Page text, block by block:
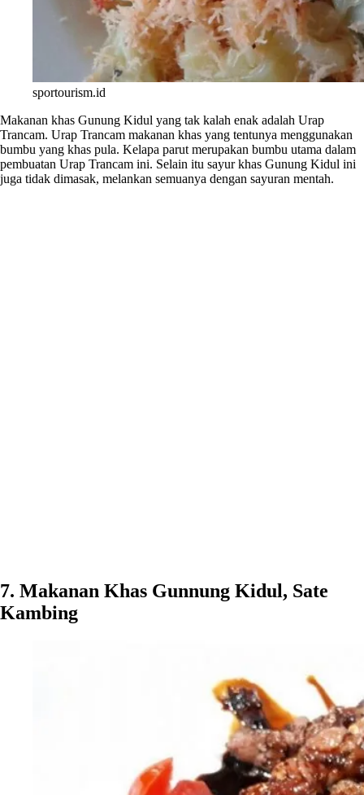
sportourism.id
Makanan khas Gunung Kidul yang tak kalah enak adalah Urap
Trancam. Urap Trancam makanan khas yang tentunya menggunakan
bumbu yang khas pula. Kelapa parut merupakan bumbu utama dalam
pembuatan Urap Trancam ini. Selain itu sayur khas Gunung Kidul ini
juga tidak dimasak, melankan semuanya dengan sayuran mentah.
7. Makanan Khas Gunnung Kidul, Sate
Kambing